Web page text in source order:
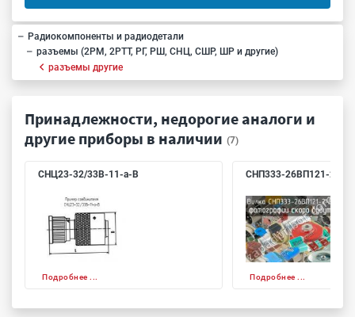
Радиокомпоненты и радиодетали
разъемы (2РМ, 2РТТ, РГ, РШ, СНЦ, СШР, ШР и другие)
разъемы другие
Принадлежности, недорогие аналоги и
другие приборы в наличии (7)
СНЦ23-32/33В-11-а-В
Подробнее ...
СНП333-26ВП121-2-В
Подробнее ...